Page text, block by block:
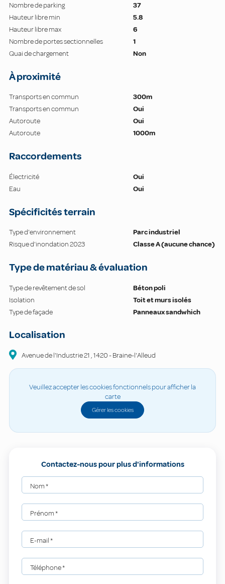
Nombre de parking
37
Hauteur libre min
5.8
Hauteur libre max
6
Nombre de portes sectionnelles
1
Quai de chargement
Non
À proximité
Transports en commun
300m
Transports en commun
Oui
Autoroute
Oui
Autoroute
1000m
Raccordements
Électricité
Oui
Eau
Oui
Spécificités terrain
Type d'environnement
Parc industriel
Risque d'inondation 2023
Classe A (aucune chance)
Type de matériau & évaluation
Type de revêtement de sol
Béton poli
Isolation
Toit et murs isolés
Type de façade
Panneaux sandwhich
Localisation
Avenue de l'Industrie21 ,1420-Braine-l'Alleud
Veuillez accepter les cookies fonctionnels pour afficher la
carte
Gérer les cookies
Contactez-nous pour plus d'informations
Nom*
Prénom*
E-mail*
Téléphone*